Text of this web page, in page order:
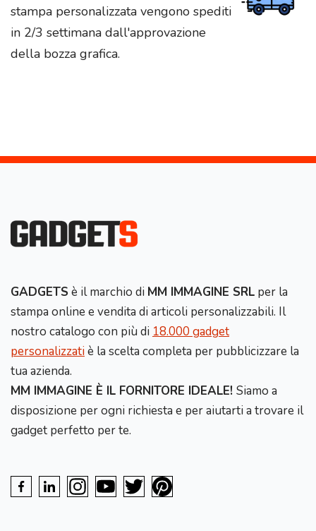
stampa personalizzata vengono spediti
in 2/3 settimana dall'approvazione
della bozza grafica.
GADGETS è il marchio di MM IMMAGINE SRL per la
stampa online e vendita di articoli personalizzabili. Il
nostro catalogo con più di 18.000 gadget
personalizzatiè la scelta completa per pubblicizzare la
tua azienda.
MM IMMAGINE È IL FORNITORE IDEALE! Siamo a
disposizione per ogni richiesta e per aiutarti a trovare il
gadget perfetto per te.